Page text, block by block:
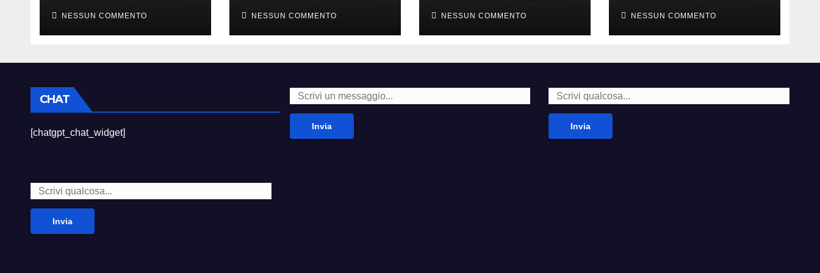
sempre divertito”
NESSUN COMMENTO
diedi alla moda’
NESSUN COMMENTO
second hand
NESSUN COMMENTO
della carne
NESSUN COMMENTO
CHAT
[chatgpt_chat_widget]
Invia Invia
Invia